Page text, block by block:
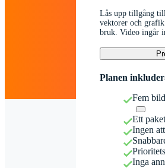
Lås upp tillgång
vektorer och
bruk. Video ingår
Planen
Fem
Ett
Ingen
Inga